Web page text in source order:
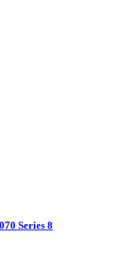
Series 8